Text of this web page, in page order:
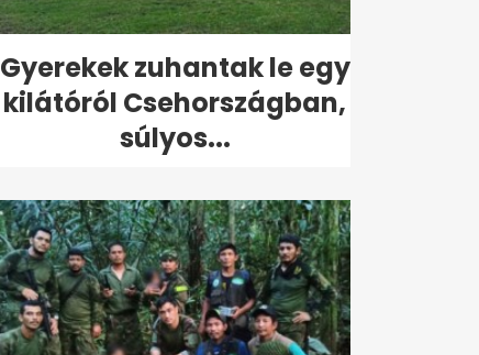
Gyerekek zuhantak le egy
kilátóról Csehországban,
súlyos...